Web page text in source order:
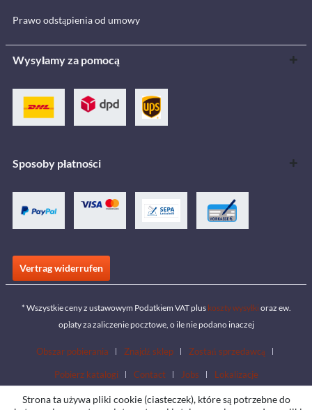
Prawo odstąpienia od umowy
Wysyłamy za pomocą
Sposoby płatności
Vertrag widerrufen
* Wszystkie ceny z ustawowym Podatkiem VAT plus koszty wysyłki oraz ew.
opłaty za zaliczenie pocztowe, o ile nie podano inaczej
Obszar pobierania Znajdź sklep Zostań sprzedawcą
Pobierz katalogi Contact Jobs Lokalizacje
Strona ta używa pliki cookie (ciasteczek), które są potrzebne do